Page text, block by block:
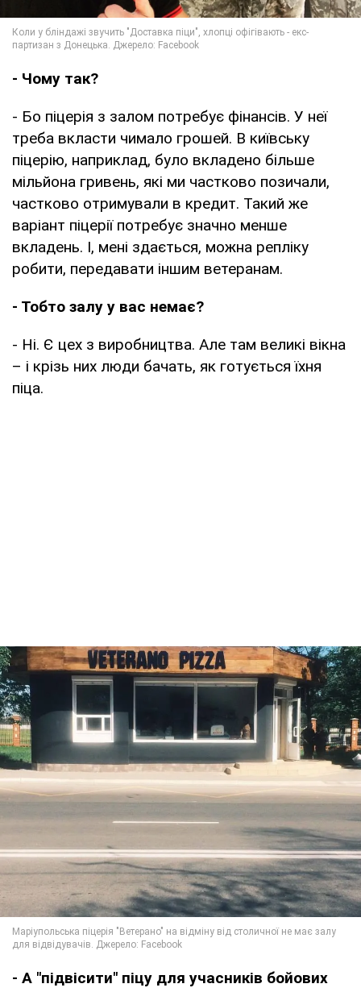
- Чому так?
- Бо піцерія з залом потребує фінансів. У неї
треба вкласти чимало грошей. В київську
піцерію, наприклад, було вкладено більше
мільйона гривень, які ми частково позичали,
частково отримували в кредит. Такий же
варіант піцерії потребує значно менше
вкладень. І, мені здається, можна репліку
робити, передавати іншим ветеранам.
- Тобто залу у вас немає?
- Ні. Є цех з виробництва. Але там великі вікна
– і крізь них люди бачать, як готується їхня
піца.
- А "підвісити" піцу для учасників бойових